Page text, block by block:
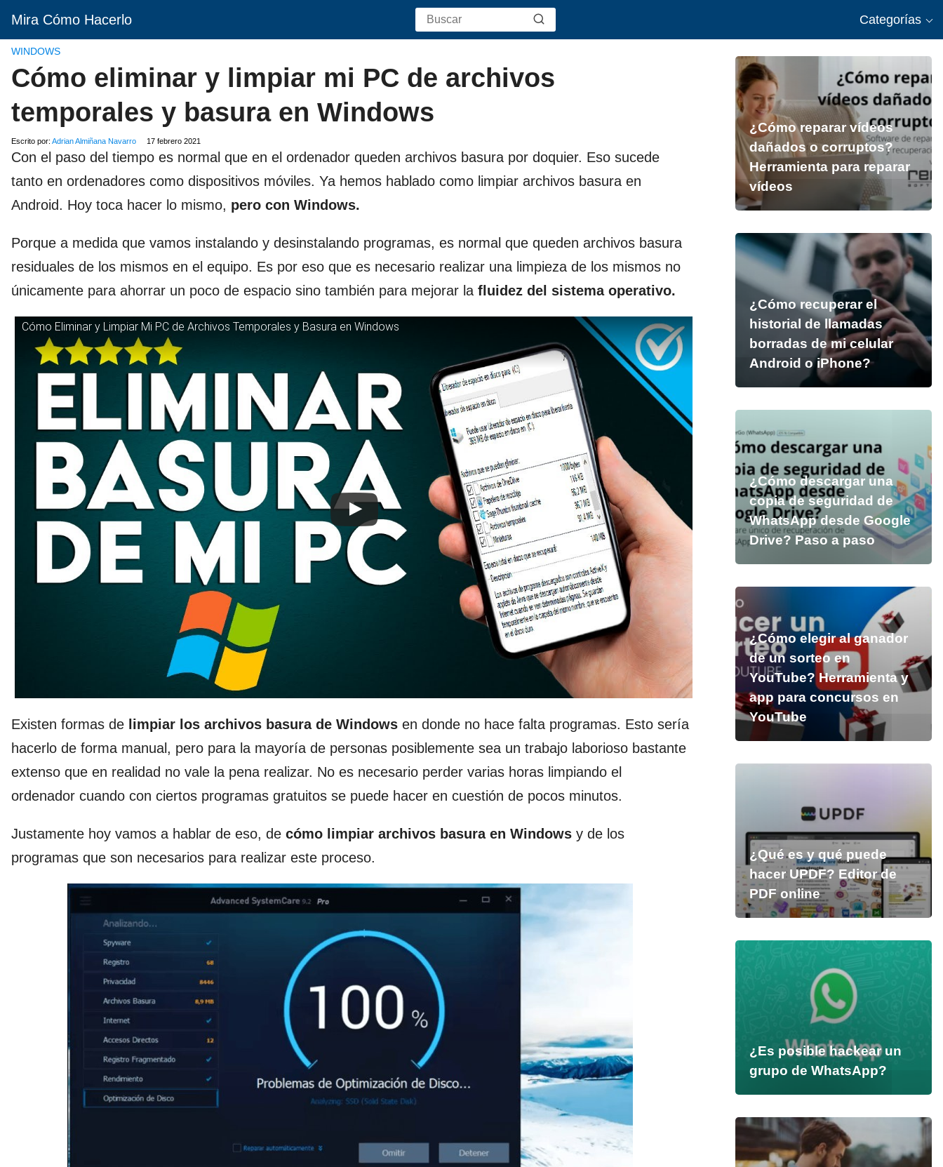
Mira Cómo Hacerlo Categorías
WINDOWS
Cómo eliminar y limpiar mi PC de archivos
temporales y basura en Windows
Escrito por: Adrian Almiñana Navarro 17 febrero 2021
Con el paso del tiempo es normal que en el ordenador queden archivos basura por doquier. Eso sucede
tanto en ordenadores como dispositivos móviles. Ya hemos hablado como limpiar archivos basura en
Android. Hoy toca hacer lo mismo, pero con Windows.
Porque a medida que vamos instalando y desinstalando programas, es normal que queden archivos basura
residuales de los mismos en el equipo. Es por eso que es necesario realizar una limpieza de los mismos no
únicamente para ahorrar un poco de espacio sino también para mejorar la fluidez del sistema operativo.
Cómo Eliminar y Limpiar Mi PC de Archivos Temporales y Basura en Windows
Existen formas de limpiar los archivos basura de Windows en donde no hace falta programas. Esto sería
hacerlo de forma manual, pero para la mayoría de personas posiblemente sea un trabajo laborioso bastante
extenso que en realidad no vale la pena realizar. No es necesario perder varias horas limpiando el
ordenador cuando con ciertos programas gratuitos se puede hacer en cuestión de pocos minutos.
Justamente hoy vamos a hablar de eso, de cómo limpiar archivos basura en Windows y de los
programas que son necesarios para realizar este proceso.
¿Cómo reparar vídeos
dañados o corruptos?
Herramienta para reparar
vídeos
¿Cómo recuperar el
historial de llamadas
borradas de mi celular
Android o iPhone?
¿Cómo descargar una
copia de seguridad de
WhatsApp desde Google
Drive? Paso a paso
¿Cómo elegir al ganador
de un sorteo en
YouTube? Herramienta y
app para concursos en
YouTube
¿Qué es y qué puede
hacer UPDF? Editor de
PDF online
¿Es posible hackear un
grupo de WhatsApp?